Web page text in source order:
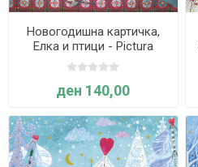
Новогодишна картичка,
Елка и птици - Pictura
ден 140,00